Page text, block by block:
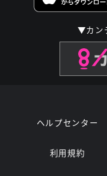
▼カン
ヘルプセンター
利用規約